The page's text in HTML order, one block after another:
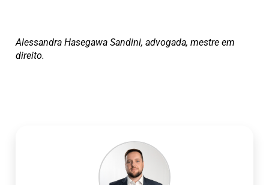
Alessandra Hasegawa Sandini, advogada, mestre em
direito.